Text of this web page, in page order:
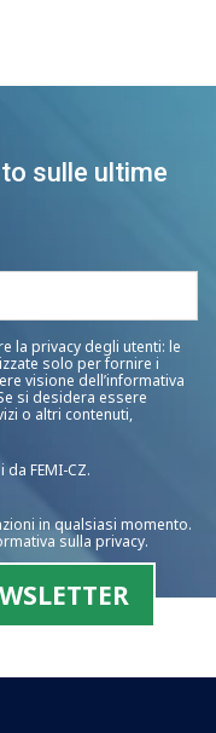
sulle ultime
la privacy degli utenti: le
solo per fornire i
visione dell’informativa
si desidera essere
o altri contenuti,
FEMI-CZ.
in qualsiasi momento.
sulla privacy.